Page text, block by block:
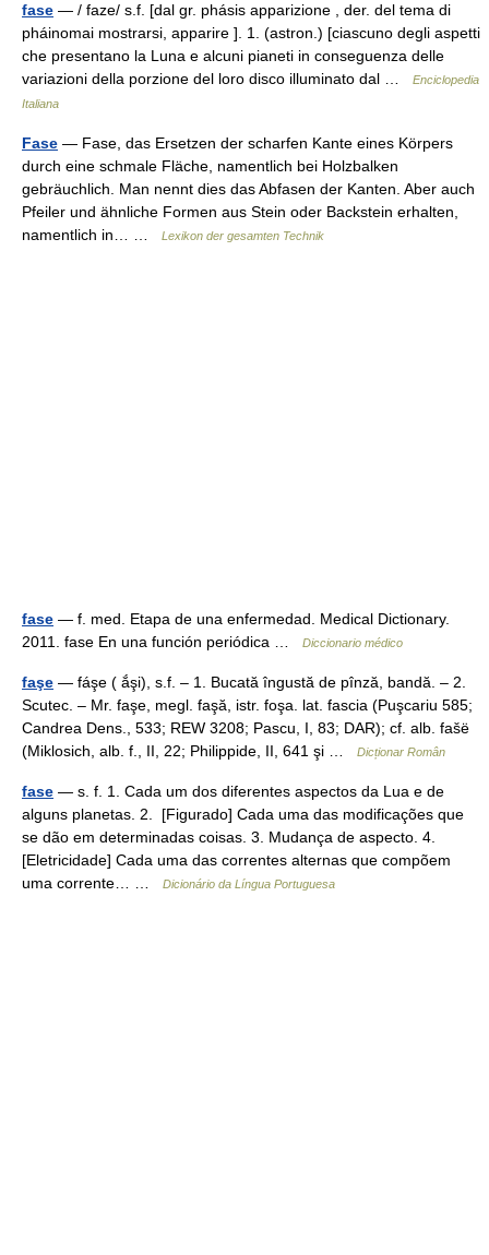
fase — / faze/ s.f. [dal gr. phásis apparizione , der. del tema di
pháinomai mostrarsi, apparire ]. 1. (astron.) [ciascuno degli aspetti
che presentano la Luna e alcuni pianeti in conseguenza delle
variazioni della porzione del loro disco illuminato dal …
Enciclopedia
Italiana
Fase — Fase, das Ersetzen der scharfen Kante eines Körpers
durch eine schmale Fläche, namentlich bei Holzbalken
gebräuchlich. Man nennt dies das Abfasen der Kanten. Aber auch
Pfeiler und ähnliche Formen aus Stein oder Backstein erhalten,
namentlich in… …
Lexikon der gesamten Technik
fase — f. med. Etapa de una enfermedad. Medical Dictionary.
2011. fase En una función periódica …
Diccionario médico
faşe — fáşe ( ắşi), s.f. – 1. Bucată îngustă de pînză, bandă. – 2.
Scutec. – Mr. faşe, megl. faşă, istr. foşa. lat. fascia (Puşcariu 585;
Candrea Dens., 533; REW 3208; Pascu, I, 83; DAR); cf. alb. fašë
(Miklosich, alb. f., II, 22; Philippide, II, 641 şi …
Dicționar Român
fase — s. f. 1. Cada um dos diferentes aspectos da Lua e de
alguns planetas. 2. [Figurado] Cada uma das modificações que
se dão em determinadas coisas. 3. Mudança de aspecto. 4.
[Eletricidade] Cada uma das correntes alternas que compõem
uma corrente… …
Dicionário da Língua Portuguesa